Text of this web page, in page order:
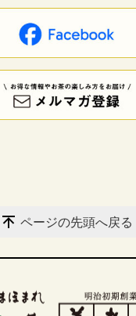
ページの先頭へ戻る